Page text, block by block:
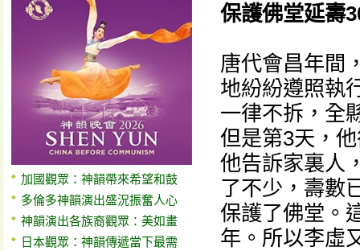
加國觀眾：神韻帶來希望和鼓
多倫多神韻演出盛況振奮人心
神韻演出各族裔觀眾：美如畫
日本觀眾：神韻傳遞當下最需
保護佛堂延壽
唐代會昌年間
地紛紛遵照執
一律不拆，全
但是第3天，
他告訴家裏人
了不少，壽數
保護了佛堂。
年。所以李虛